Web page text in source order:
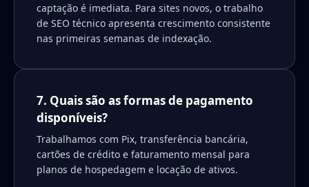
captação é imediata. Para sites novos, o trabalho
de SEO técnico apresenta crescimento consistente
nas primeiras semanas de indexação.
7. Quais são as formas de pagamento
disponíveis?
Trabalhamos com Pix, transferência bancária,
cartões de crédito e faturamento mensal para
planos de hospedagem e locação de ativos.